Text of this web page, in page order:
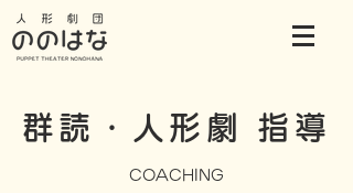
群読・人形劇 指導
​COACHING